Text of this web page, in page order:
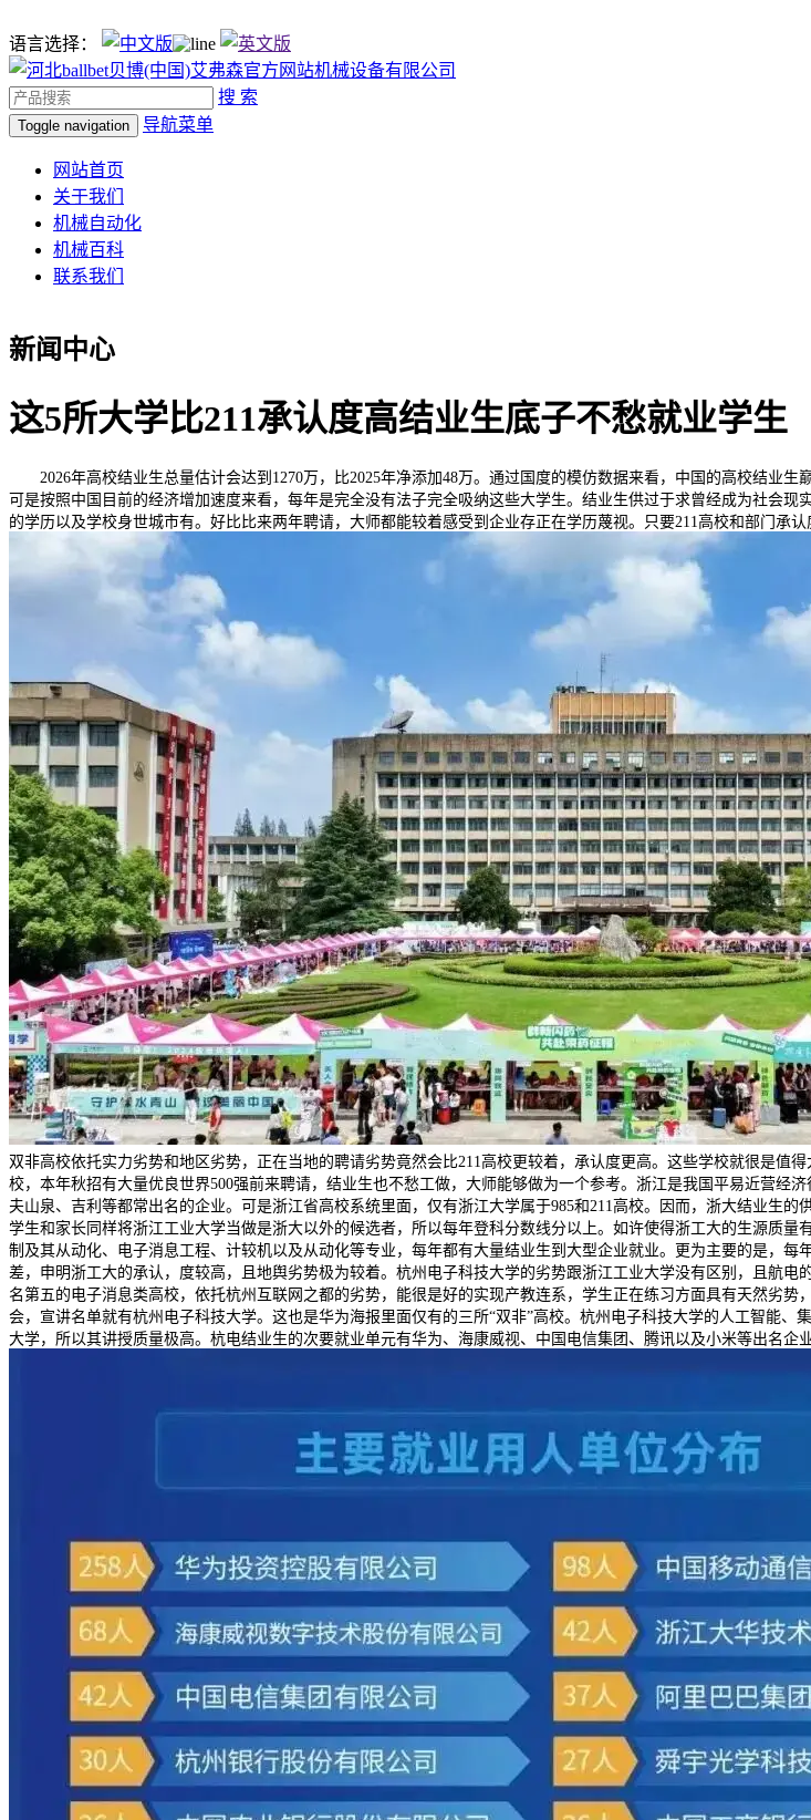
语言选择：
搜 索
Toggle navigation 导航菜单
网站首页
关于我们
机械自动化
机械百科
联系我们
新闻中心
这5所大学比211承认度高结业生底子不愁就业学生
2026年高校结业生总量估计会达到1270万，比2025年净添加48万。通过国度的模仿数据来看，中国的高校结业生
可是按照中国目前的经济增加速度来看，每年是完全没有法子完全吸纳这些大学生。结业生供过于求曾经成为社会
的学历以及学校身世城市有。好比比来两年聘请，大师都能较着感受到企业存正在学历蔑视。只要211高校和部门承
双非高校依托实力劣势和地区劣势，正在当地的聘请劣势竟然会比211高校更较着，承认度更高。这些学校就很是值
校，本年秋招有大量优良世界500强前来聘请，结业生也不愁工做，大师能够做为一个参考。浙江是我国平易近营经
夫山泉、吉利等都常出名的企业。可是浙江省高校系统里面，仅有浙江大学属于985和211高校。因而，浙大结业生
学生和家长同样将浙江工业大学当做是浙大以外的候选者，所以每年登科分数线分以上。如许使得浙工大的生源质
制及其从动化、电子消息工程、计较机以及从动化等专业，每年都有大量结业生到大型企业就业。更为主要的是，
差，申明浙工大的承认，度较高，且地舆劣势极为较着。杭州电子科技大学的劣势跟浙江工业大学没有区别，且航
名第五的电子消息类高校，依托杭州互联网之都的劣势，能很是好的实现产教连系，学生正在练习方面具有天然劣
会，宣讲名单就有杭州电子科技大学。这也是华为海报里面仅有的三所“双非”高校。杭州电子科技大学的人工智能
大学，所以其讲授质量极高。杭电结业生的次要就业单元有华为、海康威视、中国电信集团、腾讯以及小米等出名